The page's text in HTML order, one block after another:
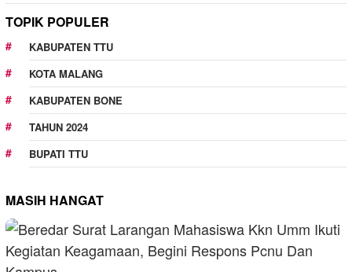
TOPIK POPULER
KABUPATEN TTU
KOTA MALANG
KABUPATEN BONE
TAHUN 2024
BUPATI TTU
MASIH HANGAT